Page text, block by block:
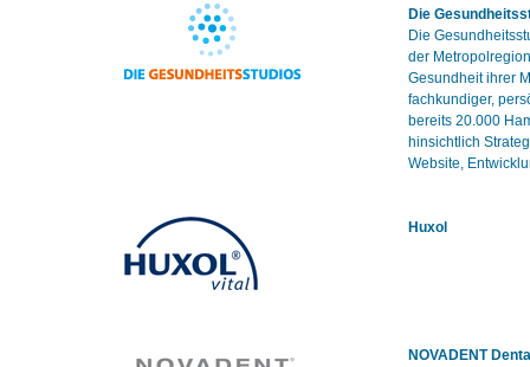
Die
Die
der
Gesundheit ihrer
fachkundiger,
bereits 20.000
hinsichtlich
Website,
Huxol
NOVADENT